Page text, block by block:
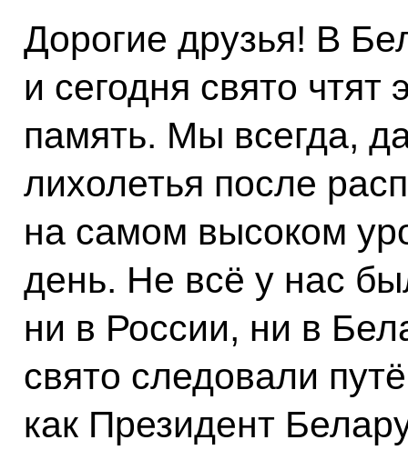
Дорогие друзья! В
и сегодня свято
память. Мы всегда,
лихолетья после
на самом высоком
день. Не всё у нас
ни в России, ни в
свято следовали
как Президент